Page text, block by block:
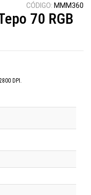
CÓDIGO: MMM360
70 RGB
DPI.